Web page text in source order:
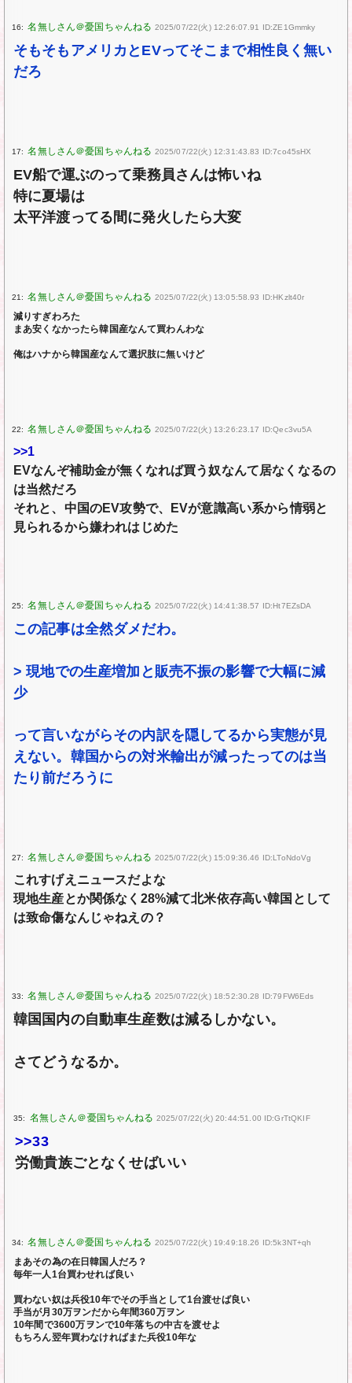
16: 2025/07/22(火) 12:26:07.91 ID:ZE1Gmmky
そもそもアメリカとEVってそこまで相性良く無い
だろ
17: 2025/07/22(火) 12:31:43.83 ID:7co45sHX
EV船で運ぶのって乗務員さんは怖いね
特に夏場は
太平洋渡ってる間に発火したら大変
21: 2025/07/22(火) 13:05:58.93 ID:HKzlt40r
減りすぎわろた
まあ安くなかったら韓国産なんて買わんわな
俺はハナから韓国産なんて選択肢に無いけど
22: 2025/07/22(火) 13:26:23.17 ID:Qec3vu5A
>>1
EVなんぞ補助金が無くなれば買う奴なんて居なくなるの
は当然だろ
それと、中国のEV攻勢で、EVが意識高い系から情弱と
見られるから嫌われはじめた
25: 2025/07/22(火) 14:41:38.57 ID:Ht7EZsDA
この記事は全然ダメだわ。
> 現地での生産増加と販売不振の影響で大幅に減
少
って言いながらその内訳を隠してるから実態が見
えない。韓国からの対米輸出が減ったってのは当
たり前だろうに
27: 2025/07/22(火) 15:09:36.46 ID:LToNdoVg
これすげえニュースだよな
現地生産とか関係なく28%減て北米依存高い韓国として
は致命傷なんじゃねえの？
33: 2025/07/22(火) 18:52:30.28 ID:79FW6Eds
韓国国内の自動車生産数は減るしかない。
さてどうなるか。
35: 2025/07/22(火) 20:44:51.00 ID:GrTtQKIF
>>33
労働貴族ごとなくせばいい
34: 2025/07/22(火) 19:49:18.26 ID:5k3NT+qh
まあその為の在日韓国人だろ？
毎年一人1台買わせれば良い
買わない奴は兵役10年でその手当として1台渡せば良い
手当が月30万ヲンだから年間360万ヲン
10年間で3600万ヲンで10年落ちの中古を渡せよ
もちろん翌年買わなければまた兵役10年な